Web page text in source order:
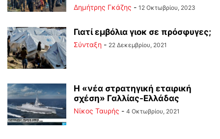
Δημήτρης Γκάζης - 12 Οκτωβρίου, 2023
Γιατί εμβόλια γιοκ σε πρόσφυγες;
Σύνταξη - 22 Δεκεμβρίου, 2021
Η «νέα στρατηγική εταιρική
σχέση» Γαλλίας-Ελλάδας
Νίκος Ταυρής - 4 Οκτωβρίου, 2021